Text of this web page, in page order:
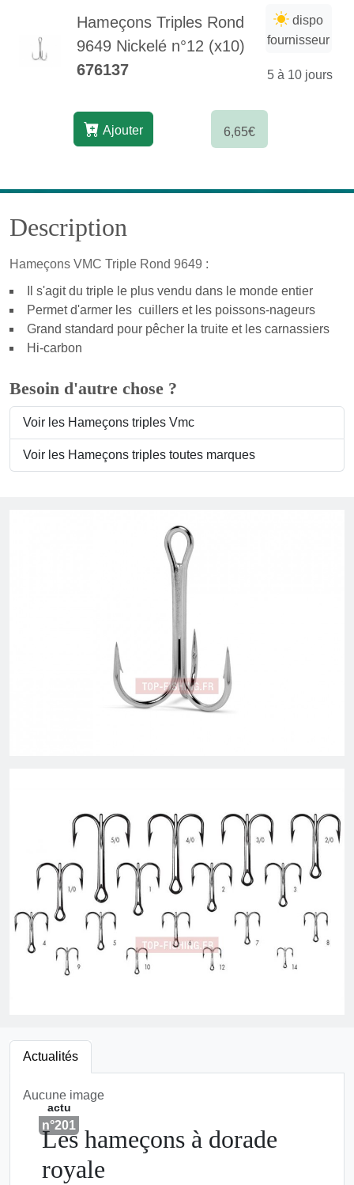
Hameçons Triples Rond
9649 Nickelé n°12 (x10)
676137
dispo
fournisseur
5 à 10 jours
6,65€
Ajouter
Description
Hameçons VMC Triple Rond 9649 :
Il s'agit du triple le plus vendu dans le monde entier
Permet d'armer les cuillers et les poissons-nageurs
Grand standard pour pêcher la truite et les carnassiers
Hi-carbon
Besoin d'autre chose ?
Voir les Hameçons triples Vmc
Voir les Hameçons triples toutes marques
Actualités
Aucune image
Les hameçons à dorade
royale
actu
n°201